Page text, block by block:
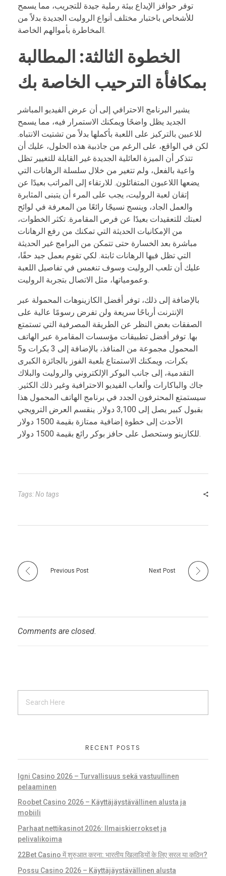
توفر حوافز الإيداع بيئة رملية جيدة للتجريب، مما يسمح
للأشخاص باختبار مختلف أنواع الروليت الجديدة بدلاً من
المخاطرة بأموالهم الخاصة.
الخطوة الثالثة: المطالبة
بمكافأة الترحيب الخاصة بك
يشير البرنامج الاحترافي إلى أن عرض الفيديو المباشر
الجديد يظل واضحًا ويمكنك الاستمرار فيه، مما يسمح
للاعبين بالتركيز على اللعبة بأكملها بدلاً من تشتيت الانتباه.
لكن في الواقع، على الرغم من جاذبية هذه الحلول، عليك أن
تتذكر أن الميزة العائلية الجديدة غير القابلة للتغيير تظل
واعية بالفعل، ولم تتغير من خلال سلسلة الرهانات التي
يضعها اللاعبون المتفائلون. للارتقاء إلى المراتب بعيدًا عن
إتقان لعبة الروليت، يجب على المرء أن يتبنى المثابرة
والعمل الجاد، وينسج نسيجًا رائعًا من المعرفة في لوائح
لعبتك للتعقيدات بعيدًا عن فرص المقامرة. تكثر الخطوات،
من الإمكانيات الحديثة التي تمكنك من رفع الرهانات
مباشرة بعد الخسارة حتى تتمكن من البرامج غير الحديثة
التي تظل فيها الرهانات ثابتة. لكي تقوم بعمل جيد حقًا،
عليك أن تلعب الروليت وسوف تنغمس في تفاصيل اللعبة
وعمومياتها، مثل الاتصال بتجربة الروليت.
بالإضافة إلى ذلك، توفر أفضل الكازينوهات المحمولة عبر
الإنترنت أرباحًا سريعة ولن تفرض رسومًا عالية على
الصفقات بغض النظر عن الطريقة المصرفية التي تستمتع
بها. توفر أفضل تطبيقات مؤسسات المقامرة عبر الهاتف
المحمول مجموعة من المنافذ، بالإضافة إلى 3 بكرات و5
بكرات، ويمكنك الاستمتاع بلعبة الفوز بالجائزة الكبرى
التقدمية، إلى جانب البوكر الإلكتروني والروليت والبلاك
جاك والباكارات وألعاب الفيديو الاحترافية وغير ذلك الكثير.
سيستمتع المحترفون الجدد في برنامج الهاتف المحمول هذا
بقبول كبير يصل إلى 3,100 دولار. ينقسم العرض الترويجي
الأحدث إلى خطوة إضافية ممتازة بقيمة 1500 دولار
للكازينو وستحصل على حافز بوكر رائع بقيمة 1500 دولار.
Tags: No tags
Previous Post Next Post
Comments are closed.
RECENT POSTS
Igni Casino 2026 – Turvallisuus sekä vastuullinen
pelaaminen
Roobet Casino 2026 – Käyttäjäystävällinen alusta ja
mobiili
Parhaat nettikasinot 2026: Ilmaiskierrokset ja
pelivalikoima
22Bet Casino में शुरुआत करना: भारतीय खिलाड़ियों के लिए सरल या कठिन?
Possu Casino 2026 – Käyttäjäystävällinen alusta